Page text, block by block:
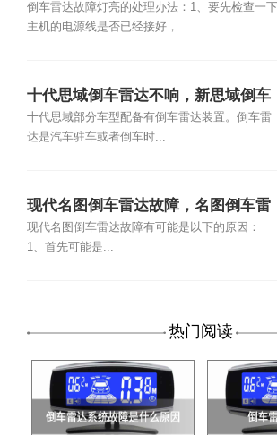
倒车雷达故障灯亮的处理办法：1、要先检查一下
主机的电源线是否已经接好，...
十代思域倒车雷达不响，新思域倒车
雷达故障
十代思域部分车型配备有倒车雷达装置。倒车雷
达是汽车驻车或者倒车时...
现代名图倒车雷达故障，名图倒车雷
达没声音
现代名图倒车雷达故障有可能是以下的原因：
1、首先可能是...
热门阅读